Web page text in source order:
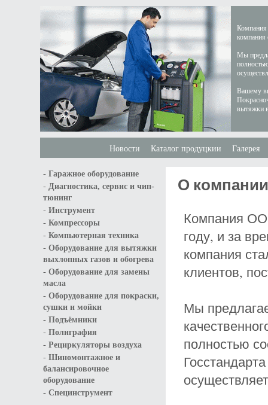
Компания
компания
Мы
Вашему
вытяжки
Новости Каталог продуцкии Галерея
- Гаражное оборудование
- Диагностика, сервис и чип-
тюнинг
- Инструмент
- Компрессоры
- Компьютерная техника
- Оборудование для вытяжки
выхлопных газов и обогрева
- Оборудование для замены
масла
- Оборудование для покраски,
сушки и мойки
- Подъёмники
- Полиграфия
- Рециркуляторы воздуха
- Шиномонтажное и
балансировочное
оборудование
- Специнструмент
О компании
Компания
году, и за
компания
клиентов,
Мы
полностью